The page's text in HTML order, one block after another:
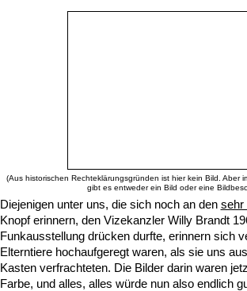
(Aus historischen Rechteklärungsgründen ist hier kein Bild. Aber
gibt es entweder ein Bild oder eine
Diejenigen unter uns, die sich noch an den sehr
Knopf erinnern, den Vizekanzler Willy Brandt
Funkausstellung drücken durfte, erinnern sich
Elterntiere hochaufgeregt waren, als sie uns
Kasten verfrachteten. Die Bilder darin waren
Farbe, und alles, alles würde nun also endlich